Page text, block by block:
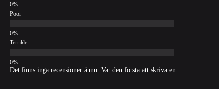
Poor
Terrible
Det finns inga recensioner ännu. Var den första att skriva en.